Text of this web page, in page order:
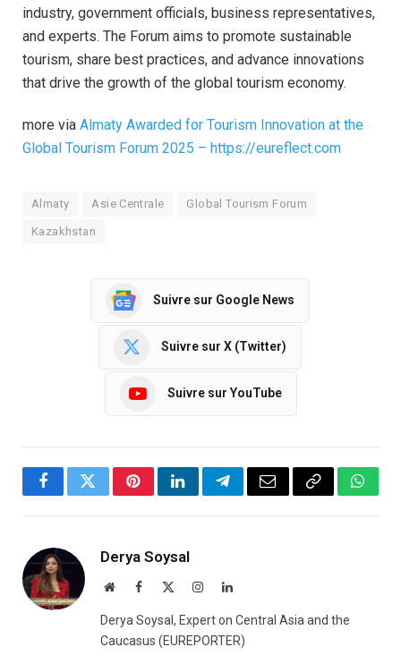
industry, government officials, business representatives,
and experts. The Forum aims to promote sustainable
tourism, share best practices, and advance innovations
that drive the growth of the global tourism economy.
more via Almaty Awarded for Tourism Innovation at the
Global Tourism Forum 2025 – https://eureflect.com
Almaty Asie Centrale Global Tourism Forum
Kazakhstan
Suivre sur Google News
Suivre sur X (Twitter)
Suivre sur YouTube
FacebookTwitterPinterestLinkedInTelegramEmail Copy
Derya Soysal
WebsiteFacebook InstagramLinkedIn
Derya Soysal, Expert on Central Asia and the
Caucasus (EUREPORTER)